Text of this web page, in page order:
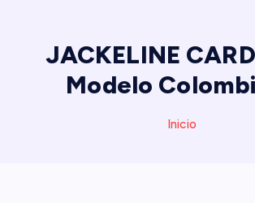
JACKELINE
Modelo
Inicio